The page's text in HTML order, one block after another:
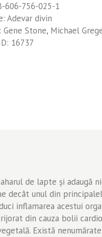
606-756-025-1
Adevar divin
Gene Stone, Michael
16737
de lapte şi adaugă
decât unul din
inflamarea acestui
din cauza bolii
Există